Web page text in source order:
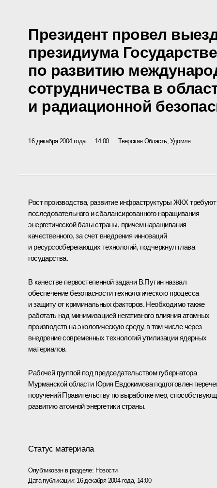
Президент провел
президиума
по развитию
сотрудничества в
и радиационной
16 декабря 2004 года 14:00 Тверская Область, Удомля
Рост производства, развитие инфраструктуры ЖКХ требуют
последовательного и сбалансированного наращивания
энергетической базы страны, причем наращивания
качественного, за счет внедрения инноваций
и ресурсосберегающих технологий, подчеркнул глава
государства.
В качестве первостепенной задачи В.Путин назвал
обеспечение безопасности технологического процесса
и защиту от криминальных факторов. Необходимо также
работать над минимизацией негативного влияния атомных
производств на экологическую среду, в том числе через
внедрение современных технологий утилизации ядерных
материалов.
Рабочей группой под председательством губернатора
Мурманской области Юрия Евдокимова подготовлен
поручений Правительству по выработке мер,
развитию атомной энергетики страны.
Статус материала
Опубликован в разделе: Новости
Дата публикации: 16 декабря 2004 года, 14:00